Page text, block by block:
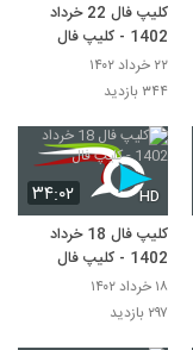
کلیپ فال 22 خرداد
1402 - کلیپ فال
۲۲ خرداد ۱۴۰۲
۳۴۴ بازدید
۳۴:۰۲ HD
کلیپ فال 18 خرداد
1402 - کلیپ فال
۱۸ خرداد ۱۴۰۲
۲۹۷ بازدید